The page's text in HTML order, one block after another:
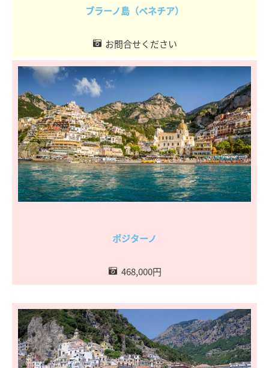
ブラーノ島（ベネチア）
お問合せください
ポジターノ
468,000円